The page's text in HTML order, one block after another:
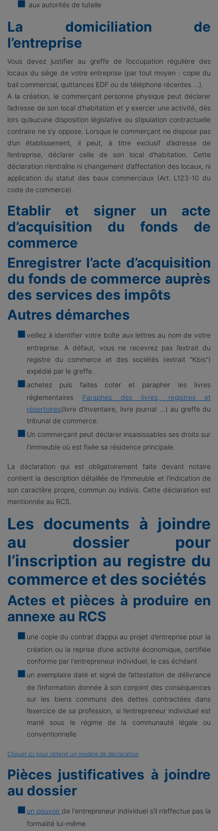
aux autorités de tutelle
La domiciliation de
l’entreprise
Vous devez justifier au greffe de l’occupation régulière des
locaux du siège de votre entreprise (par tout moyen : copie du
bail commercial, quittances EDF ou de téléphone récentes ...).
A la création, le commerçant personne physique peut déclarer
l’adresse de son local d’habitation et y exercer une activité, dès
lors qu’aucune disposition législative ou stipulation contractuelle
contraire ne s’y oppose. Lorsque le commerçant ne dispose pas
d’un établissement, il peut, à titre exclusif d’adresse de
l’entreprise, déclarer celle de son local d’habitation. Cette
déclaration n’entraîne ni changement d’affectation des locaux, ni
application du statut des baux commerciaux (Art. L123-10 du
code de commerce).
Etablir et signer un acte
d’acquisition du fonds de
commerce
Enregistrer l’acte d’acquisition
du fonds de commerce auprès
des services des impôts
Autres démarches
veillez à identifier votre boîte aux lettres au nom de votre
entreprise. A défaut, vous ne recevrez pas l’extrait du
registre du commerce et des sociétés (extrait "Kbis")
expédié par le greffe.
achetez puis faites coter et parapher les livres
réglementaires Paraphes des livres, registres et
répertoires(livre d’inventaire, livre journal ...) au greffe du
tribunal de commerce.
Un commerçant peut déclarer insaisissables ses droits sur
l'immeuble où est fixée sa résidence principale.
La déclaration qui est obligatoirement faite devant notaire
contient la description détaillée de l'immeuble et l'indication de
son caractère propre, commun ou indivis. Cette déclaration est
mentionnée au RCS.
Les documents à joindre
au dossier pour
l’inscription au registre du
commerce et des sociétés
Actes et pièces à produire en
annexe au RCS
une copie du contrat d’appui au projet d’entreprise pour la
création ou la reprise d’une activité économique, certifiée
conforme par l'entrepreneur individuel, le cas échéant
un exemplaire daté et signé de l’attestation de délivrance
de l’information donnée à son conjoint des conséquences
sur les biens communs des dettes contractées dans
l’exercice de sa profession, si l’entrepreneur individuel est
marié sous le régime de la communauté légale ou
conventionnelle
Cliquer ici pour obtenir un modèle de déclaration
Pièces justificatives à joindre
au dossier
un pouvoir de l'entrepreneur individuel s’il n’effectue pas la
formalité lui-même